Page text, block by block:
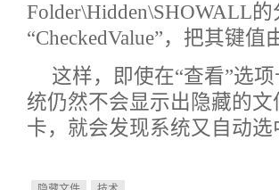
Folder\Hidden\SHOWALL
“CheckedValue”，把其键值
这样，即使在“查看”选
统仍然不会显示出隐藏的
卡，就会发现系统又自动